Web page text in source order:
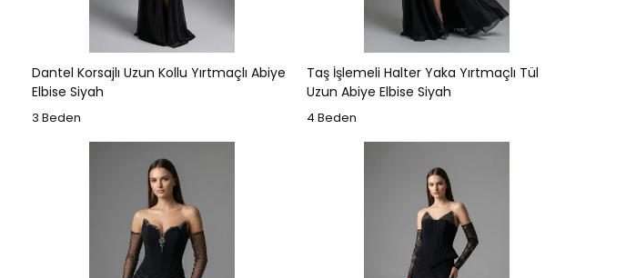
Dantel Korsajlı Uzun Kollu Yırtmaçlı Abiye
Elbise Siyah
3 Beden
Taş İşlemeli Halter Yaka Yırtmaçlı Tül
Uzun Abiye Elbise Siyah
4 Beden